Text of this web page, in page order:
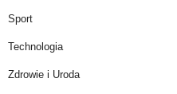
Sport
Technologia
Zdrowie i Uroda